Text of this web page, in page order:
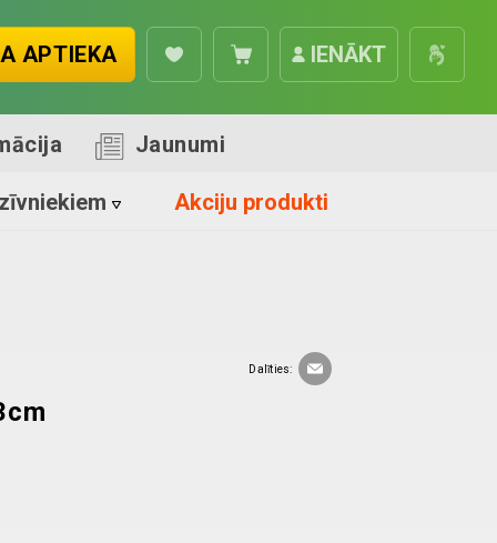
IENĀKT
APTIEKA
Jaunumi
Akciju produkti
Dalīties: